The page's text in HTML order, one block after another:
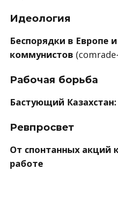
Идеология
Беспорядки в Европе
коммунистов
Рабочая борьба
Бастующий
Ревпросвет
От спонтанных акций
работе